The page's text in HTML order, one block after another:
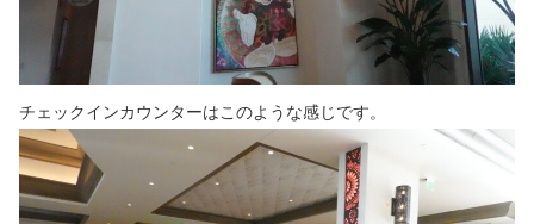
チェックインカウンターはこのような感じです。